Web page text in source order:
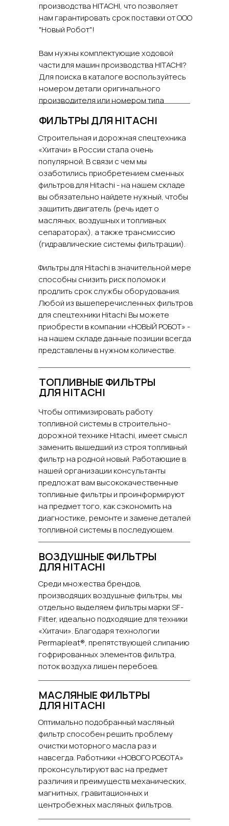
производства HITACHI, что позволяет
нам гарантировать срок поставки от ООО
"Новый Робот"!
Вам нужны комплектующие ходовой
части для машин производства HITACHI?
Для поиска в каталоге воспользуйтесь
номером детали оригинального
производителя или номером типа
ФИЛЬТРЫ ДЛЯ HITACHI
Строительная и дорожная спецтехника
«Хитачи» в России стала очень
популярной. В связи с чем мы
озаботились приобретением сменных
фильтров для Hitachi - на нашем складе
вы обязательно найдете нужный, чтобы
защитить двигатель (речь идет о
масляных, воздушных и топливных
сепараторах), а также трансмиссию
(гидравлические системы фильтрации).
Фильтры для Hitachi в значительной мере
способны снизить риск поломок и
продлить срок службы оборудования.
Любой из вышеперечисленных фильтров
для спецтехники Hitachi Вы можете
приобрести в компании «НОВЫЙ РОБОТ» -
на нашем складе данные позиции всегда
представлены в нужном количестве.
ТОПЛИВНЫЕ ФИЛЬТРЫ
ДЛЯ HITACHI
Чтобы оптимизировать работу
топливной системы в строительно-
дорожной технике Hitachi, имеет смысл
заменить вышедший из строя топливный
фильтр на родной новый. Работающие в
нашей организации консультанты
предложат вам высококачественные
топливные фильтры и проинформируют
на предмет того, как сэкономить на
диагностике, ремонте и замене деталей
топливной системы в последующем.
ВОЗДУШНЫЕ ФИЛЬТРЫ
ДЛЯ HITACHI
Среди множества брендов,
производящих воздушные фильтры, мы
отдельно выделяем фильтры марки SF-
Filter, идеально подходящие для техники
«Хитачи». Благодаря технологии
Permapleat®, препятствующей слипанию
гофрированных элементов фильтра,
поток воздуха лишен перебоев.
МАСЛЯНЫЕ ФИЛЬТРЫ
ДЛЯ HITACHI
Оптимально подобранный масляный
фильтр способен решить проблему
очистки моторного масла раз и
навсегда. Работники «НОВОГО РОБОТА»
проконсультируют вас на предмет
различия и преимуществ механических,
магнитных, гравитационных и
центробежных масляных фильтров.